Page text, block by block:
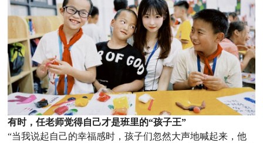
有时，任老师觉得自己才是班里的“孩子王”
“当我说起自己的幸福感时，孩子们忽然大声地喊起来，他